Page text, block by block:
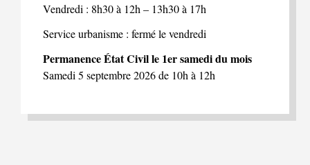
Vendredi : 8h30 à 12h – 13h30 à 17h
Service urbanisme : fermé le vendredi
Permanence État Civil le 1er samedi du mois
Samedi 5 septembre 2026 de 10h à 12h